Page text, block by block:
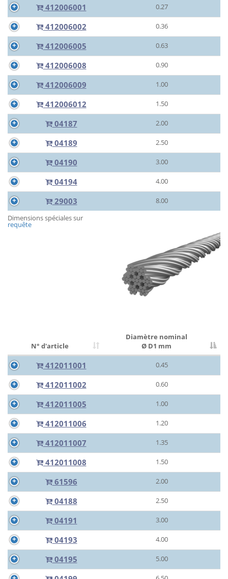
412006001 0.27
412006002 0.36
412006005 0.63
412006008 0.90
412006009 1.00
412006012 1.50
04187 2.00
04189 2.50
04190 3.00
04194 4.00
29003
8.00
Dimensions spéciales sur
requête
N° d'article
Diamètre nominal
Ø D1 mm
412011001 0.45
412011002 0.60
412011005 1.00
412011006 1.20
412011007 1.35
412011008 1.50
61596 2.00
04188 2.50
04191 3.00
04193 4.00
04195 5.00